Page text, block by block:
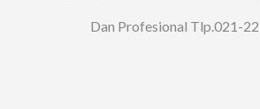
Dan Profesional Tlp.021-